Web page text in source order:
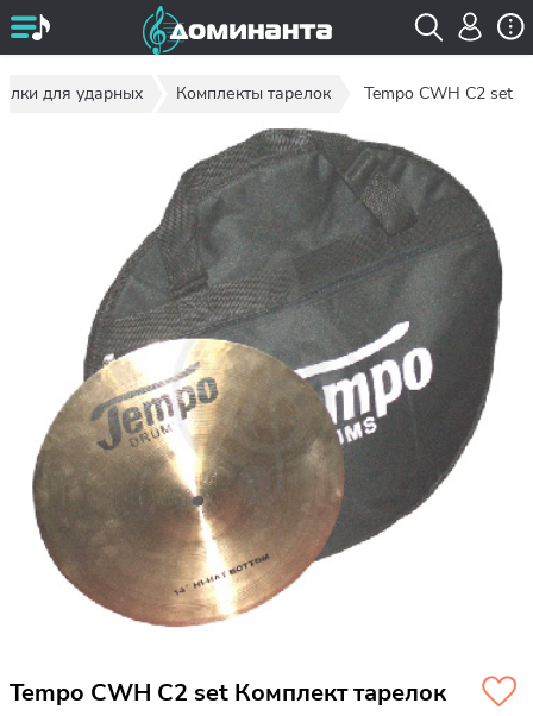
для ударных Комплекты тарелок Tempo CWH С2 set
Tempo CWH С2 set Комплект тарелок